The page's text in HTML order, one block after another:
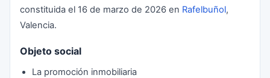
constituida el 16 de marzo de 2026 en Rafelbuñol,
Valencia.
Objeto social
La promoción inmobiliaria